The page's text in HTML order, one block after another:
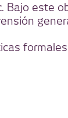
este